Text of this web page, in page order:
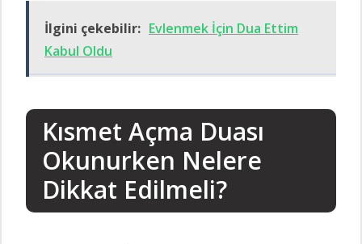
İlgini çekebilir: Evlenmek İçin Dua Ettim
Kabul Oldu
Kısmet Açma Duası
Okunurken Nelere
Dikkat Edilmeli?